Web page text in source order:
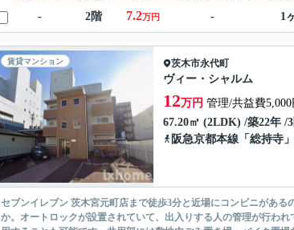
-
2階 7.2万円 - 1
賃貸マンション 茨木市永代町
ヴィー・シャルム
12万円 管理/共益費5,000
67.20㎡ (2LDK) /築22年 /
阪急京都本線 「 総持寺
セブンイレブン 茨木宮元町店まで徒歩3分と近場にコンビニがあ
か。オートロックが設置されていて、出入りする人の管理が行わ